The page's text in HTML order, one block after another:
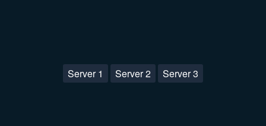
Server 1 Server 2 Server 3